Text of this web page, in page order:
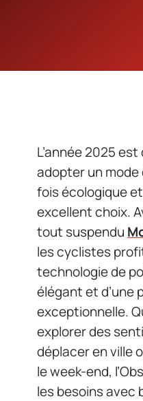
L’année 2025
adopter un
fois écologique
excellent choix.
tout suspendu
les cyclistes
technologie de
élégant et d’une
exceptionnelle.
explorer des
déplacer en ville
le week-end,
les besoins avec